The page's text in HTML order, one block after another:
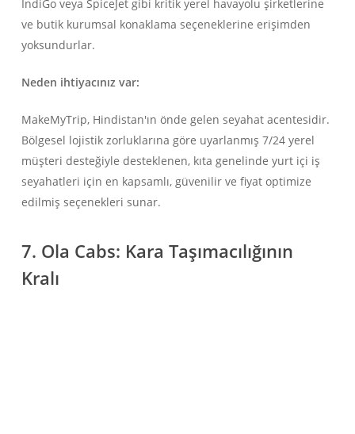
IndiGo veya SpiceJet gibi kritik yerel havayolu şirketlerine
ve butik kurumsal konaklama seçeneklerine erişimden
yoksundurlar.
Neden ihtiyacınız var:
MakeMyTrip, Hindistan'ın önde gelen seyahat acentesidir.
Bölgesel lojistik zorluklarına göre uyarlanmış 7/24 yerel
müşteri desteğiyle desteklenen, kıta genelinde yurt içi iş
seyahatleri için en kapsamlı, güvenilir ve fiyat optimize
edilmiş seçenekleri sunar.
7. Ola Cabs: Kara Taşımacılığının
Kralı